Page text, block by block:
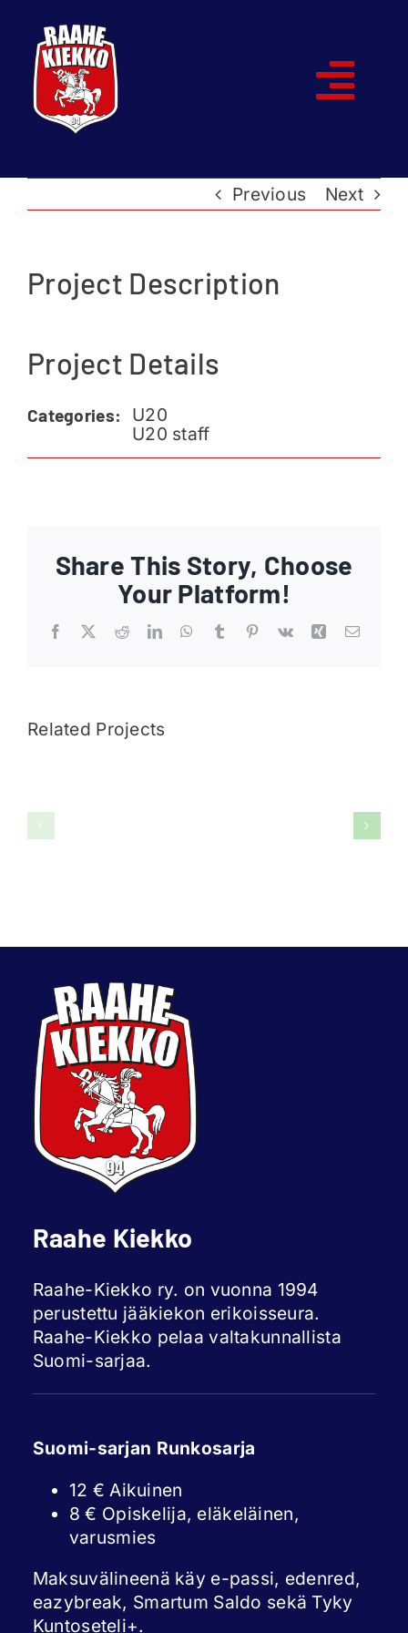
content
Joukkueet
Ottelut
Historia
Ajankohtaista
Previous Next
Project Description
Project Details
Categories:
U20
U20 staff
Share This Story, Choose
Your Platform!
Facebook RedditLinkedInWhatsApp
Tumblr Pinterest
Vk XingEmail
Related Projects
Topi
Raahe Kiekko
Raahe-Kiekko ry. on vuonna 1994
perustettu jääkiekon erikoisseura.
Raahe-Kiekko pelaa valtakunnallista
Suomi-sarjaa.
Suomi-sarjan Runkosarja
12 € Aikuinen
8 € Opiskelija, eläkeläinen,
varusmies
Maksuvälineenä käy e-passi, edenred,
eazybreak, Smartum Saldo sekä Tyky
Kuntoseteli+.